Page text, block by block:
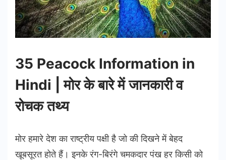
35 Peacock Information in
Hindi | मोर के बारे में जानकारी व
रोचक तथ्य
मोर हमारे देश का राष्ट्रीय पक्षी है जो की दिखने में बेहद
खूबसूरत होते हैं। इनके रंग-बिरंगे चमकदार पंख हर किसी को